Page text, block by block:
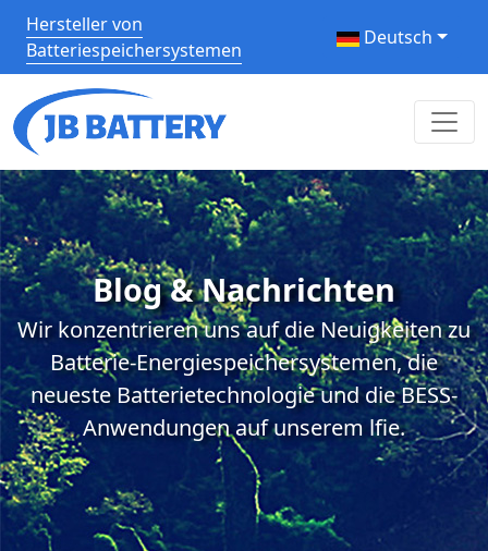
Hersteller von
Batteriespeichersystemen
Deutsch
Blog & Nachrichten
Wir konzentrieren uns auf die Neuigkeiten zu
Batterie-Energiespeichersystemen, die
neueste Batterietechnologie und die BESS-
Anwendungen auf unserem lfie.